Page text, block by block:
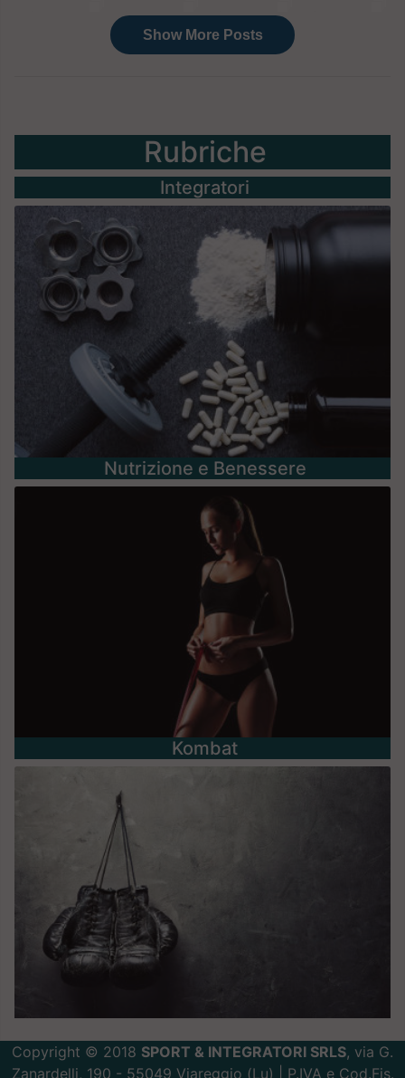
Rubriche
Integratori
Nutrizione e Benessere
Kombat
Copyright © 2018 SPORT & INTEGRATORI SRLS, via G.
Zanardelli, 190 - 55049 Viareggio (Lu) | P.IVA e Cod.Fis.